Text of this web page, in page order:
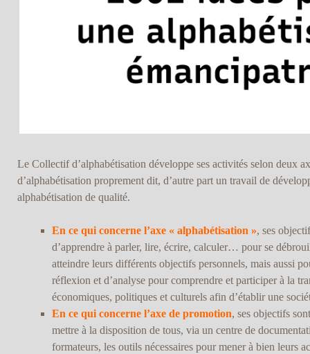
Le Collectif d’alphabétisation développe ses activités selon deux
d’alphabétisation proprement dit, d’autre part un travail de
alphabétisation de qualité.
En ce qui concerne l’axe « alphabétisation », ses
d’apprendre à parler, lire, écrire, calculer… pour se
atteindre leurs différents objectifs personnels, mais aussi
réflexion et d’analyse pour comprendre et participer à la
économiques, politiques et culturels afin d’établir une
En ce qui concerne l’axe de promotion, ses objectifs
mettre à la disposition de tous, via un centre de
formateurs, les outils nécessaires pour mener à bien leurs